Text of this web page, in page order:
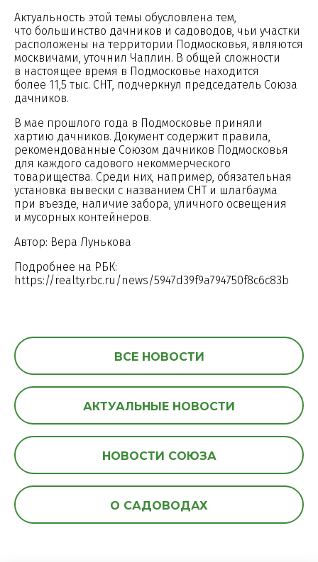
Актуальность этой темы обусловлена тем,
что большинство дачников и садоводов, чьи участки
расположены на территории Подмосковья, являются
москвичами, уточнил Чаплин. В общей сложности
в настоящее время в Подмосковье находится
более 11,5 тыс. СНТ, подчеркнул председатель Союза
дачников.
В мае прошлого года в Подмосковье приняли
хартию дачников. Документ содержит правила,
рекомендованные Cоюзом дачников Подмосковья
для каждого садового некоммерческого
товарищества. Среди них, например, обязательная
установка вывески с названием СНТ и шлагбаума
при въезде, наличие забора, уличного освещения
и мусорных контейнеров.
Автор: Вера Лунькова
Подробнее на РБК:
https://realty.rbc.ru/news/5947d39f9a794750f8c6c83b
ВСЕ НОВОСТИ
АКТУАЛЬНЫЕ НОВОСТИ
НОВОСТИ СОЮЗА
О САДОВОДАХ